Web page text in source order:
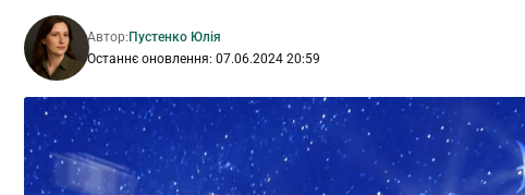
Останнє оновлення: 07.06.2024 20:59
Автор:Пустенко Юлія